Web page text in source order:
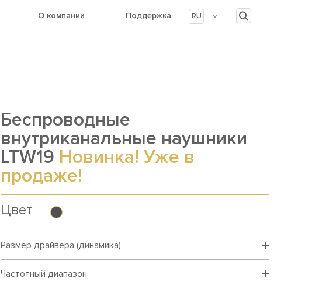
О компании Поддержка RU
Беспроводные
внутриканальные наушники
LTW19 Новинка! Уже в
продаже!
Цвет
Размер драйвера (динамика)
Частотный диапазон